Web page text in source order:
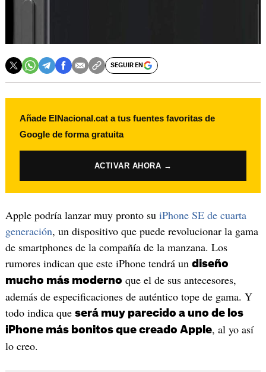
SEGUIR EN
Añade ElNacional.cat a tus fuentes favoritas de
Google de forma gratuita
ACTIVAR AHORA →
Apple podría lanzar muy pronto su iPhone SE de cuarta
generación, un dispositivo que puede revolucionar la gama
de smartphones de la compañía de la manzana. Los
rumores indican que este iPhone tendrá un diseño
mucho más moderno que el de sus antecesores,
además de especificaciones de auténtico tope de gama. Y
todo indica que será muy parecido a uno de los
iPhone más bonitos que creado Apple, al yo así
lo creo.